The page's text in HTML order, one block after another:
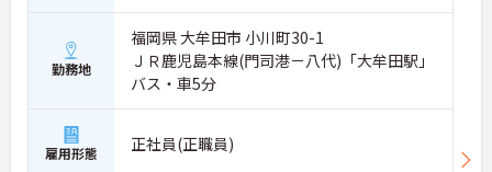
勤務地
福岡県 大牟田市 小川町30-1
ＪＲ鹿児島本線(門司港－八代)「大牟田駅」
バス・車5分
雇用形態 正社員(正職員)